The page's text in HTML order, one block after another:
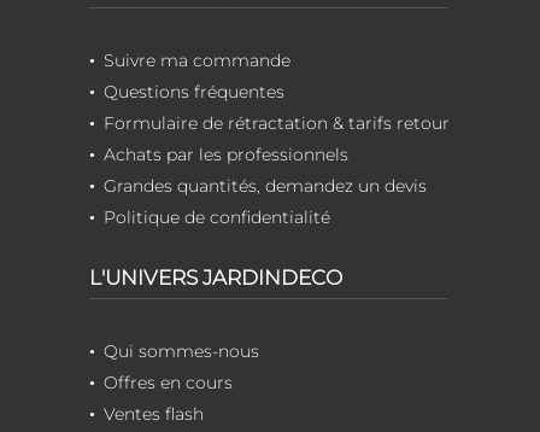
Suivre ma commande
Questions fréquentes
Formulaire de rétractation & tarifs retour
Achats par les professionnels
Grandes quantités, demandez un devis
Politique de confidentialité
L'UNIVERS JARDINDECO
Qui sommes-nous
Offres en cours
Ventes flash